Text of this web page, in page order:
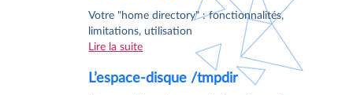
Votre "home directory" : fonctionnalités,
limitations, utilisation
Lire la suite
L’espace-disque /tmpdir